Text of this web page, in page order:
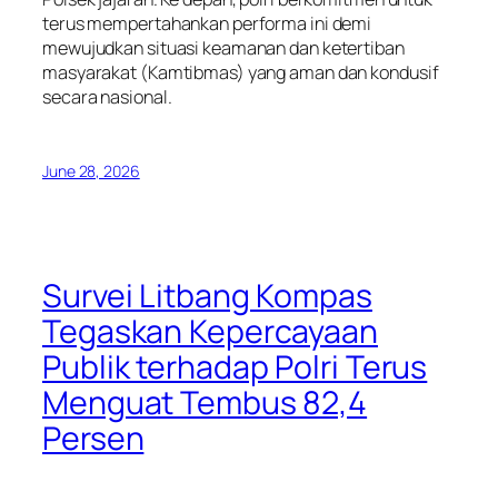
terus mempertahankan performa ini demi
mewujudkan situasi keamanan dan ketertiban
masyarakat (Kamtibmas) yang aman dan kondusif
secara nasional.
June 28, 2026
Survei Litbang Kompas
Tegaskan Kepercayaan
Publik terhadap Polri Terus
Menguat Tembus 82,4
Persen